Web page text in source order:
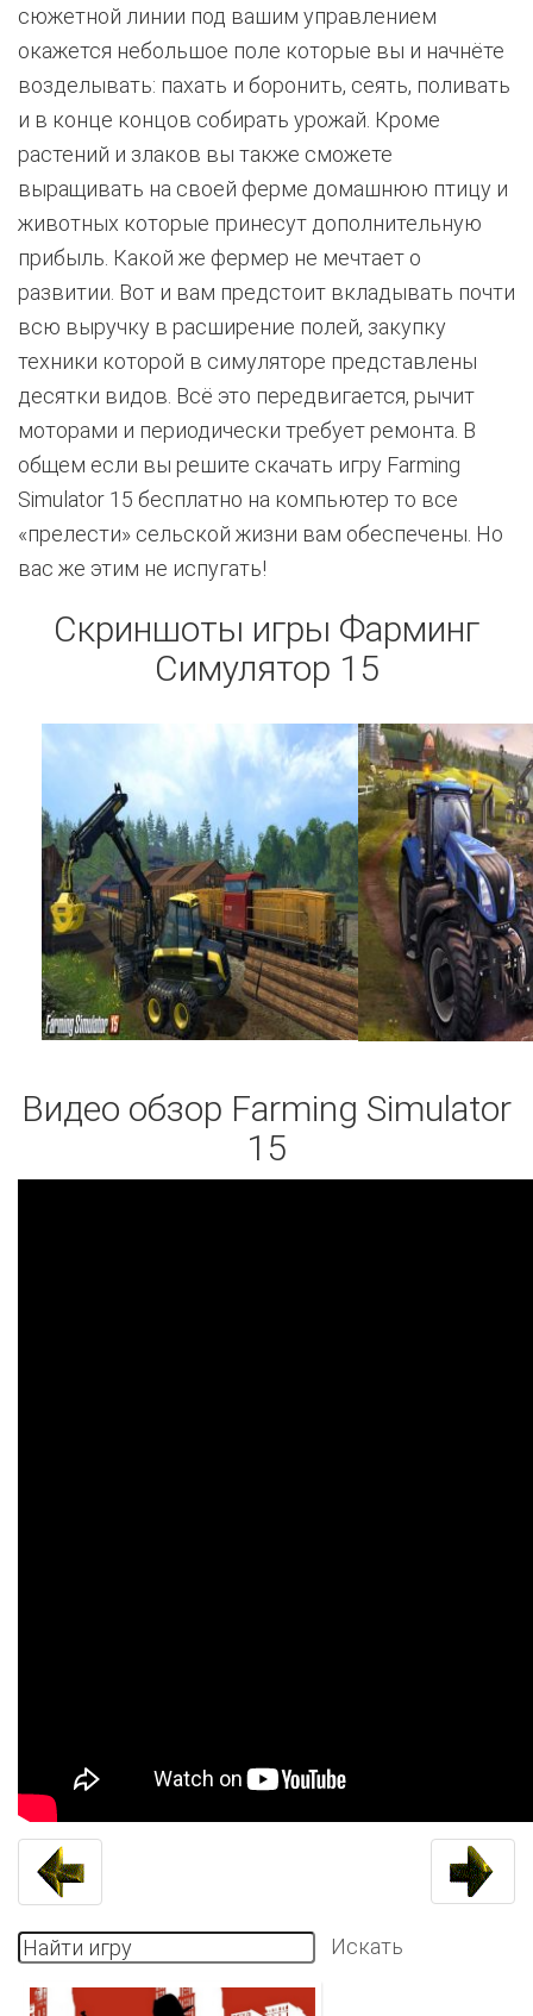
сюжетной линии под вашим управлением
окажется небольшое поле которые вы и начнёте
возделывать: пахать и боронить, сеять, поливать
и в конце концов собирать урожай. Кроме
растений и злаков вы также сможете
выращивать на своей ферме домашнюю птицу и
животных которые принесут дополнительную
прибыль. Какой же фермер не мечтает о
развитии. Вот и вам предстоит вкладывать почти
всю выручку в расширение полей, закупку
техники которой в симуляторе представлены
десятки видов. Всё это передвигается, рычит
моторами и периодически требует ремонта. В
общем если вы решите скачать игру Farming
Simulator 15 бесплатно на компьютер то все
«прелести» сельской жизни вам обеспечены. Но
вас же этим не испугать!
Скриншоты игры Фарминг
Симулятор 15
Видео обзор Farming Simulator
15